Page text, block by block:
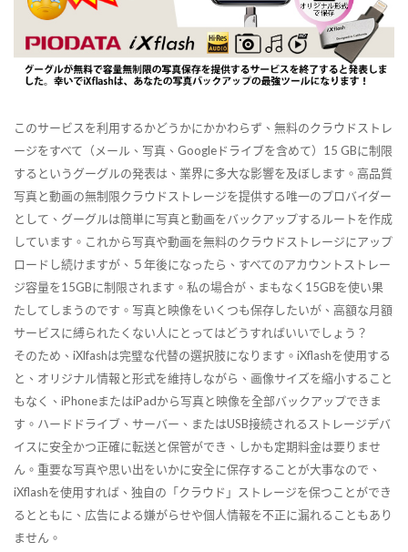
このサービスを利用するかどうかにかかわらず、無料のクラウドストレ
ージをすべて（メール、写真、Googleドライブを含めて）15 GBに制限
するというグーグルの発表は、業界に多大な影響を及ぼします。高品質
写真と動画の無制限クラウドストレージを提供する唯一のプロバイダー
として、グーグルは簡単に写真と動画をバックアップするルートを作成
しています。これから写真や動画を無料のクラウドストレージにアップ
ロードし続けますが、５年後になったら、すべてのアカウントストレー
ジ容量を15GBに制限されます。私の場合が、まもなく15GBを使い果
たしてしまうのです。写真と映像をいくつも保存したいが、高額な月額
サービスに縛られたくない人にとってはどうすればいいでしょう？
そのため、iXlfashは完璧な代替の選択肢になります。iXflashを使用する
と、オリジナル情報と形式を維持しながら、画像サイズを縮小すること
もなく、iPhoneまたはiPadから写真と映像を全部バックアップできま
す。ハードドライブ、サーバー、またはUSB接続されるストレージデバ
イスに安全かつ正確に転送と保管ができ、しかも定期料金は要りませ
ん。重要な写真や思い出をいかに安全に保存することが大事なので、
iXflashを使用すれば、独自の「クラウド」ストレージを保つことができ
るとともに、広告による嫌がらせや個人情報を不正に漏れることもあり
ません。